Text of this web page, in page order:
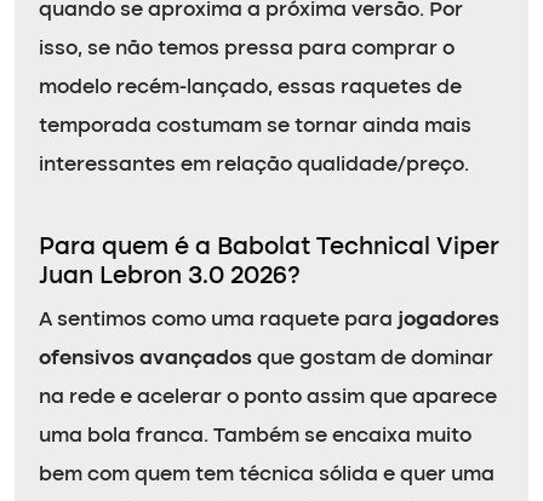
quando se aproxima a próxima versão. Por
isso, se não temos pressa para comprar o
modelo recém-lançado, essas raquetes de
temporada costumam se tornar ainda mais
interessantes em relação qualidade/preço.
Para quem é a Babolat Technical Viper
Juan Lebron 3.0 2026?
A sentimos como uma raquete para jogadores
ofensivos avançados que gostam de dominar
na rede e acelerar o ponto assim que aparece
uma bola franca. Também se encaixa muito
bem com quem tem técnica sólida e quer uma